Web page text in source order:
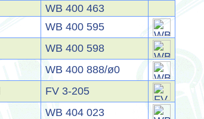
WB 400 463
WB 400 595
WB 400 598
WB 400 888/ø0
FV 3-205
WB 404 023